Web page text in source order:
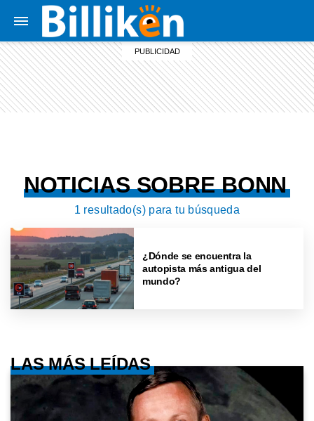
NOTICIAS SOBRE BONN
1 resultado(s) para tu búsqueda
¿Dónde se encuentra la
autopista más antigua del
mundo?
LAS MÁS LEÍDAS